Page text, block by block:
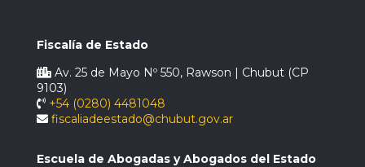
Fiscalía de Estado
Av. 25 de Mayo Nº 550, Rawson | Chubut (CP
9103)
+54 (0280) 4481048
fiscaliadeestado@chubut.gov.ar
Escuela de Abogadas y Abogados del Estado